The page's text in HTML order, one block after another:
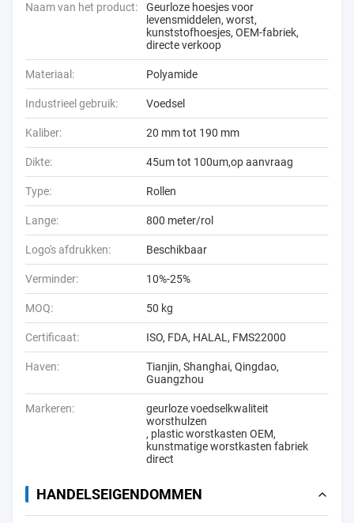
Naam van het product:
Geurloze hoesjes voor
levensmiddelen, worst,
kunststofhoesjes, OEM-fabriek,
directe verkoop
Materiaal: Polyamide
Industrieel gebruik: Voedsel
Kaliber: 20 mm tot 190 mm
Dikte: 45um tot 100um,op aanvraag
Type: Rollen
Lange: 800 meter/rol
Logo's afdrukken: Beschikbaar
Verminder: 10%-25%
MOQ: 50 kg
Certificaat: ISO, FDA, HALAL, FMS22000
Haven:
Tianjin, Shanghai, Qingdao,
Guangzhou
Markeren:
geurloze voedselkwaliteit
worsthulzen
, plastic worstkasten OEM,
kunstmatige worstkasten fabriek
direct
HANDELSEIGENDOMMEN